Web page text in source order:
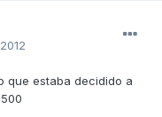
que estaba decidido a